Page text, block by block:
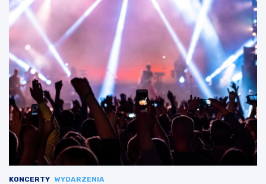
KONCERTY WYDARZENIA